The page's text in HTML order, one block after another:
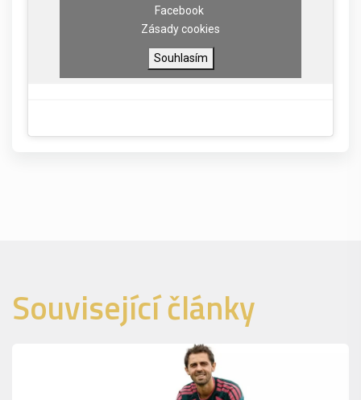
Facebook
Zásady cookies
Souhlasím
Související články